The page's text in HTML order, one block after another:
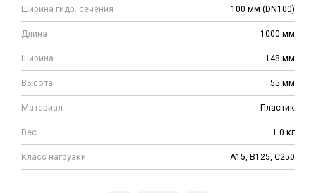
Ширина гидр. сечения 100 мм (DN100)
Длина 1000 мм
Ширина 148 мм
Высота 55 мм
Материал Пластик
Вес 1.0 кг
Класс нагрузки A15, B125, C250